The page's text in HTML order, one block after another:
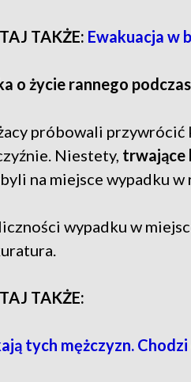
TAKŻE: Ewakuacja w
o życie rannego
próbowali przywrócić
Niestety, trwające
na miejsce wypadku
wypadku w
TAKŻE:
tych mężczyzn.